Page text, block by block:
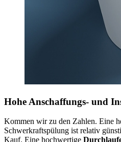
Hohe Anschaffungs- und
Kommen wir zu den Zahlen. Eine
Schwerkraftspülung ist relativ
Kauf. Eine hochwertige